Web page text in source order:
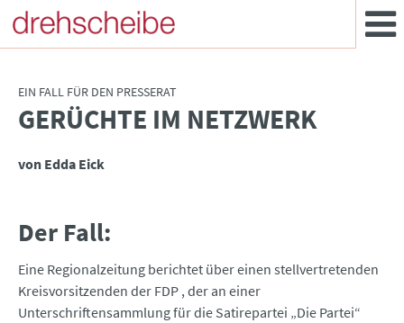
EIN FALL FÜR DEN PRESSERAT
:GERÜCHTE IM NETZWERK
von Edda Eick
Der Fall:
Eine Regionalzeitung berichtet über einen stellvertretenden
Kreisvorsitzenden der FDP , der an einer
Unterschriftensammlung für die Satirepartei „Die Partei“